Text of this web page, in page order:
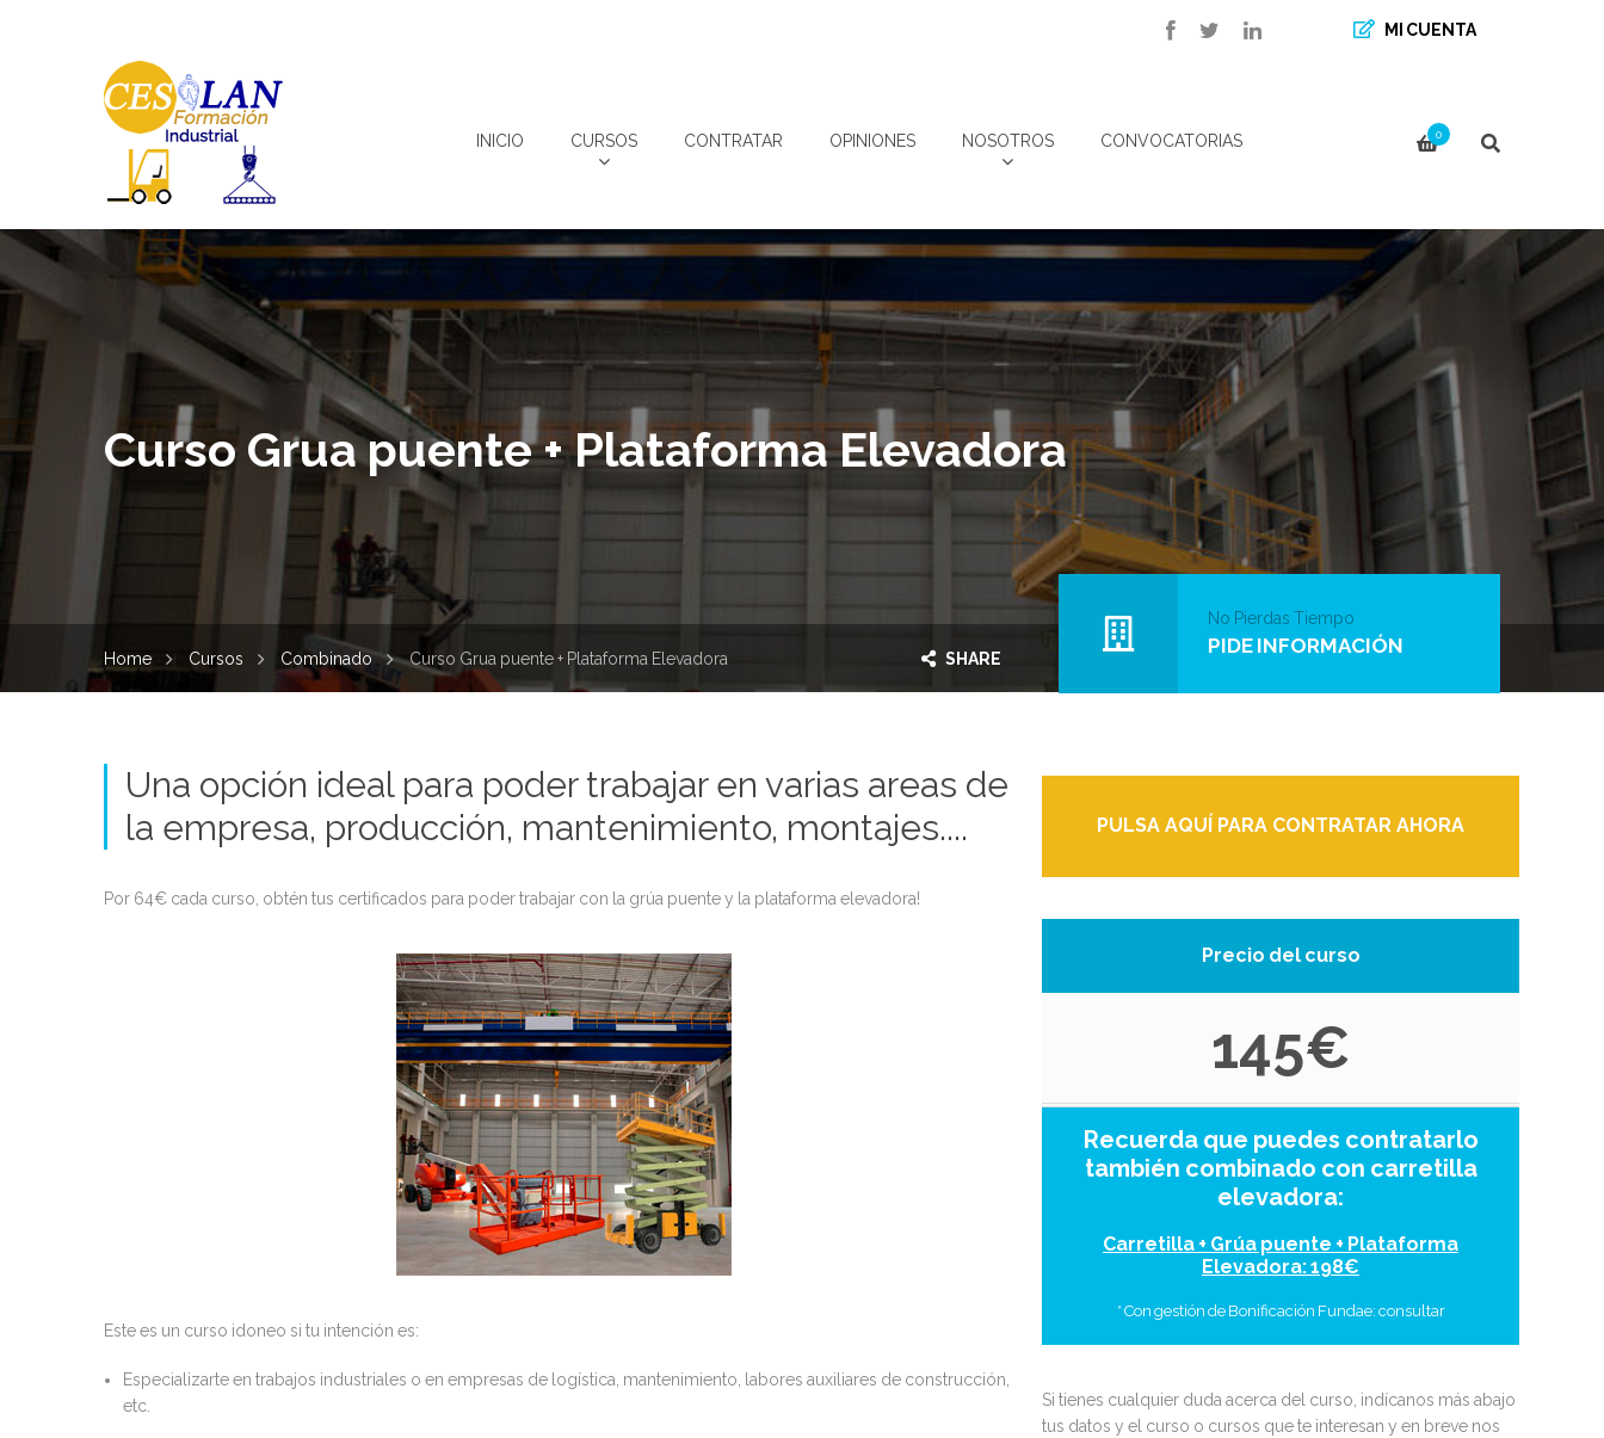
MI CUENTA
INICIO CURSOS CONTRATAR OPINIONES NOSOTROS CONVOCATORIAS 0
Curso Grua puente + Plataforma Elevadora
Home Cursos Combinado Curso Grua puente + Plataforma Elevadora SHARE
No Pierdas Tiempo
PIDE INFORMACIÓN
Una opción ideal para poder trabajar en varias areas de
la empresa, producción, mantenimiento, montajes....
Por 64€ cada curso, obtén tus certificados para poder trabajar con la grúa puente y la plataforma elevadora!
Este es un curso idoneo si tu intención es:
Especializarte en trabajos industriales o en empresas de logística, mantenimiento, labores auxiliares de construcción,
etc.
PULSA AQUÍ PARA CONTRATAR AHORA
Precio del curso
145€
Recuerda que puedes contratarlo
también combinado con carretilla
elevadora:
Carretilla + Grúa puente + Plataforma
Elevadora: 198€
* Con gestión de Bonificación Fundae: consultar
Si tienes cualquier duda acerca del curso, indícanos más abajo
tus datos y el curso o cursos que te interesan y en breve nos